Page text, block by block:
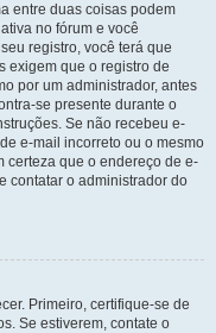
entre duas coisas podem
no fórum e você
registro, você terá que
exigem que o registro de
por um administrador, antes
se presente durante o
Se não recebeu e-
e-mail incorreto ou o mesmo
certeza que o endereço de e-
contatar o administrador do
Primeiro, certifique-se de
Se estiverem, contate o